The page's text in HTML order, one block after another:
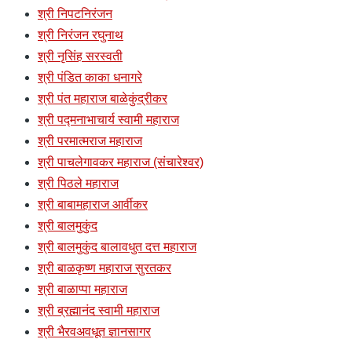
श्री निपटनिरंजन
श्री निरंजन रघुनाथ
श्री नृसिंह सरस्वती
श्री पंडित काका धनागरे
श्री पंत महाराज बाळेकुंद्रीकर
श्री पद्मनाभाचार्य स्वामी महाराज
श्री परमात्मराज महाराज
श्री पाचलेगावकर महाराज (संचारेश्वर)
श्री पिठले महाराज
श्री बाबामहाराज आर्वीकर
श्री बालमुकुंद
श्री बालमुकुंद बालावधुत दत्त महाराज
श्री बाळकृष्ण महाराज सुरतकर
श्री बाळाप्पा महाराज
श्री ब्रह्मानंद स्वामी महाराज
श्री भैरवअवधूत ज्ञानसागर